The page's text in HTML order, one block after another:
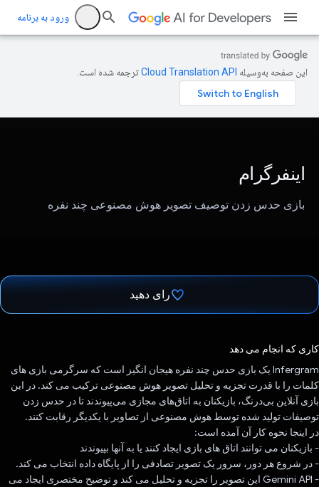
ورود به برنامه
این صفحه به‌وسیله ترجمه شده است.
اینفرگرام
بازی حدس زدن توصیف تصویر هوش مصنوعی چند نفره
رای دهید
کاری که انجام می دهد
Infergram یک بازی حدس چند نفره هیجان انگیز است که سرگرمی بازی های
کلمات را با قدرت تجزیه و تحلیل تصویر هوش مصنوعی ترکیب می کند. در این
بازی آنلاین بی‌درنگ، بازیکنان به اتاق‌های مجازی می‌پیوندند تا در حدس زدن
توصیفات تولید شده توسط هوش مصنوعی از تصاویر با یکدیگر رقابت کنند.
در اینجا نحوه کار آن آمده است:
- بازیکنان می توانند اتاق های بازی ایجاد کنند یا به آنها بپیوندند
- در شروع هر دور، سرور یک تصویر تصادفی را از پایگاه داده انتخاب می کند.
- Gemini API این تصویر را تجزیه و تحلیل می کند و توضیح مختصری ایجاد می